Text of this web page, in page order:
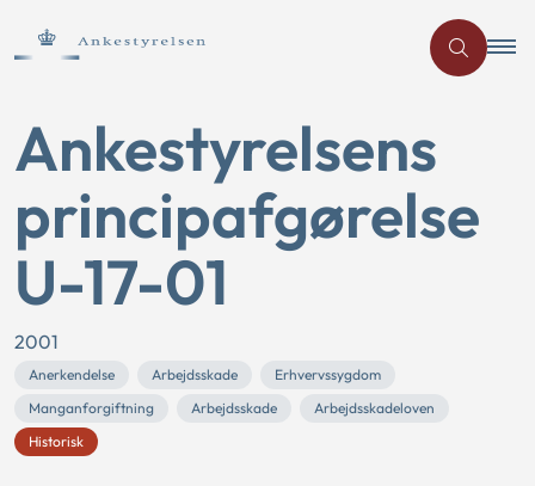
Ankestyrelsens
principafgørelse
U-17-01
2001
Anerkendelse Arbejdsskade
Erhvervssygdom
Manganforgiftning
Arbejdsskade
Arbejdsskadeloven
Historisk